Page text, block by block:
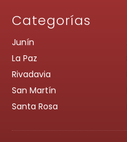
Categorías
Junín
La Paz
Rivadavia
San Martín
Santa Rosa